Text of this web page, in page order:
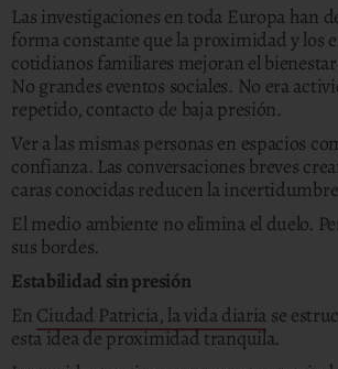
Las investigaciones en toda Europa han
forma constante que la proximidad y los
cotidianos familiares mejoran el
No grandes eventos sociales. No era
repetido, contacto de baja presión.
Ver a las mismas personas en espacios
confianza. Las conversaciones breves
caras conocidas reducen la
El medio ambiente no elimina el duelo.
sus bordes.
Estabilidad sin presión
En Ciudad Patricia, la vida diaria se
esta idea de proximidad tranquila.